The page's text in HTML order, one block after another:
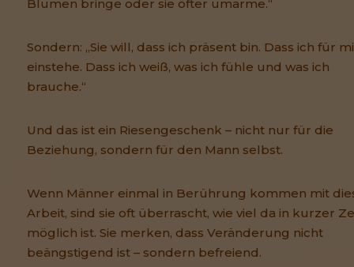
Blumen bringe oder sie öfter umarme.“
Sondern: „Sie will, dass ich präsent bin. Dass ich für
einstehe. Dass ich weiß, was ich fühle und was ich
brauche.“
Und das ist ein Riesengeschenk – nicht nur für die
Beziehung, sondern für den Mann selbst.
Wenn Männer einmal in Berührung kommen mit
Arbeit, sind sie oft überrascht, wie viel da in kurzer
möglich ist. Sie merken, dass Veränderung nicht
beängstigend ist – sondern befreiend.